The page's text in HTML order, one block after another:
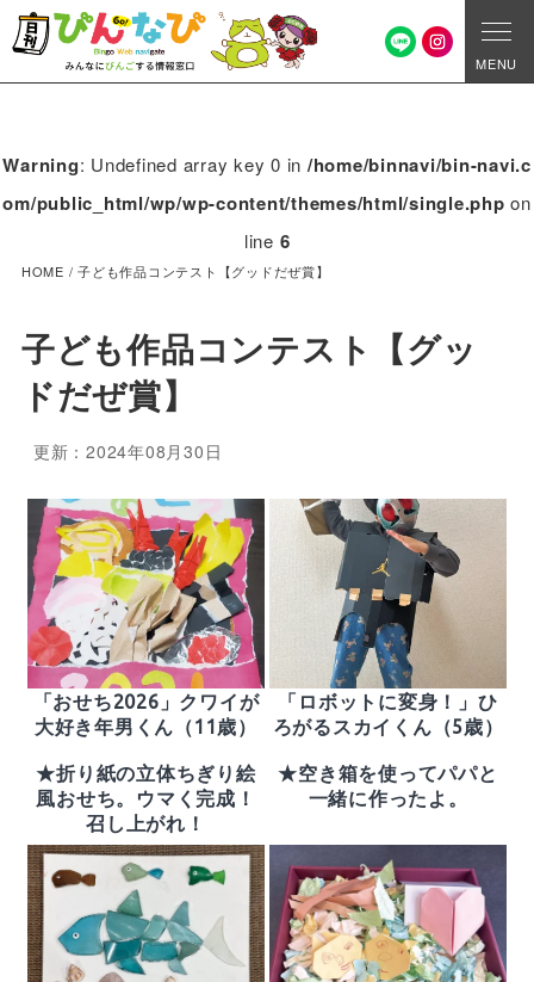
MENU
Warning: Undefined array key 0 in /home/binnavi/bin-navi.c
om/public_html/wp/wp-content/themes/html/single.php on
line 6
HOME /子ども作品コンテスト【グッドだぜ賞】
子ども作品コンテスト【グッ
ドだぜ賞】
更新：2024年08月30日
「おせち2026」クワイが
大好き年男くん（11歳）
★折り紙の立体ちぎり絵
風おせち。ウマく完成！
召し上がれ！
「ロボットに変身！」ひ
ろがるスカイくん（5歳）
★空き箱を使ってパパと
一緒に作ったよ。